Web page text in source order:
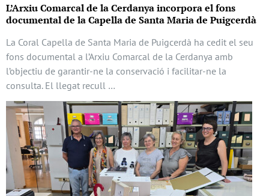
L’Arxiu Comarcal de la Cerdanya incorpora el fons
documental de la Capella de Santa Maria de Puigcerdà
La Coral Capella de Santa Maria de Puigcerdà ha cedit el seu
fons documental a l’Arxiu Comarcal de la Cerdanya amb
l’objectiu de garantir-ne la conservació i facilitar-ne la
consulta. El llegat recull …